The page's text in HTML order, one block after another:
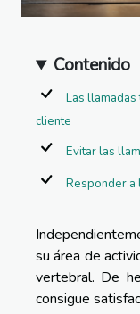
Contenido
Las
cliente
Evitar las
Responder a
su área de
vertebral. De
consigue